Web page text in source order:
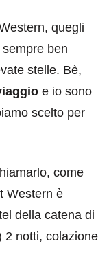
quegli
ben
stelle. Bè,
e io sono
scelto per
come
Western è
della catena di
2 notti, colazione